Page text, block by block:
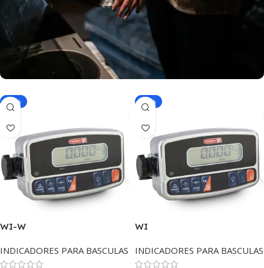
-10%
WI-W
INDICADORES PARA BASCULAS
-10%
WI
INDICADORES PARA BASCULAS